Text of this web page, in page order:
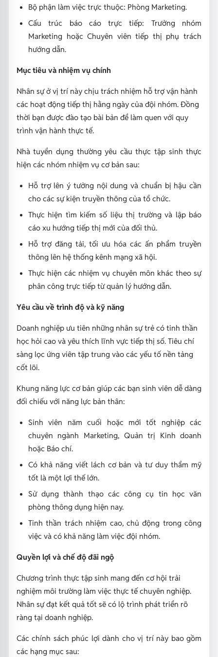
Bộ phận làm việc trực thuộc: Phòng Marketing.
Cấu trúc báo cáo trực tiếp: Trưởng nhóm
Marketing hoặc Chuyên viên tiếp thị phụ trách
hướng dẫn.
Mục tiêu và nhiệm vụ chính
Nhân sự ở vị trí này chịu trách nhiệm hỗ trợ vận hành
các hoạt động tiếp thị hằng ngày của đội nhóm. Đồng
thời bạn được đào tạo bài bản để làm quen với quy
trình vận hành thực tế.
Nhà tuyển dụng thường yêu cầu thực tập sinh thực
hiện các nhóm nhiệm vụ cơ bản sau:
Hỗ trợ lên ý tưởng nội dung và chuẩn bị hậu cần
cho các sự kiện truyền thông của tổ chức.
Thực hiện tìm kiếm số liệu thị trường và lập báo
cáo xu hướng tiếp thị mới của đối thủ.
Hỗ trợ đăng tải, tối ưu hóa các ấn phẩm truyền
thông lên hệ thống kênh mạng xã hội.
Thực hiện các nhiệm vụ chuyên môn khác theo sự
phân công trực tiếp từ quản lý hướng dẫn.
Yêu cầu về trình độ và kỹ năng
Doanh nghiệp ưu tiên những nhân sự trẻ có tinh thần
học hỏi cao và yêu thích lĩnh vực tiếp thị số. Tiêu chí
sàng lọc ứng viên tập trung vào các yếu tố nền tảng
cốt lõi.
Khung năng lực cơ bản giúp các bạn sinh viên dễ dàng
đối chiếu với năng lực bản thân:
Sinh viên năm cuối hoặc mới tốt nghiệp các
chuyên ngành Marketing, Quản trị Kinh doanh
hoặc Báo chí.
Có khả năng viết lách cơ bản và tư duy thẩm mỹ
tốt là một lợi thế lớn.
Sử dụng thành thạo các công cụ tin học văn
phòng thông dụng hiện nay.
Tinh thần trách nhiệm cao, chủ động trong công
việc và có khả năng làm việc đội nhóm.
Quyền lợi và chế độ đãi ngộ
Chương trình thực tập sinh mang đến cơ hội trải
nghiệm môi trường làm việc thực tế chuyên nghiệp.
Nhân sự đạt kết quả tốt sẽ có lộ trình phát triển rõ
ràng tại doanh nghiệp.
Các chính sách phúc lợi dành cho vị trí này bao gồm
các hạng mục sau: